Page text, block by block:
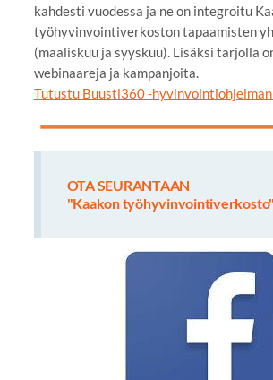
kahdesti vuodessa ja ne on integroitu
työhyvinvointiverkoston tapaamisten
(maaliskuu ja syyskuu). Lisäksi tarjolla
webinaareja ja kampanjoita.
Tutustu Buusti360 -
OTA SEURANTAAN
"Kaakon työhyvinvointiverkosto"